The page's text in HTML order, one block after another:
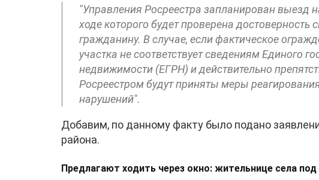
"Управления Росреестра запланирован выезд
ходе которого будет проверена достоверность
гражданину. В случае, если фактическое
участка не соответствует сведениям Единого
недвижимости (ЕГРН) и действительно
Росреестром будут приняты меры
нарушений".
Добавим, по данному факту было подано
района.
Предлагают ходить через окно: жительнице села